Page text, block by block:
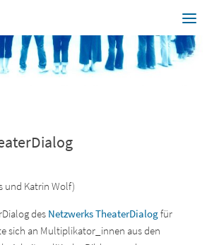
und Katrin Wolf)
des Netzwerks TheaterDialogfür
sich an Multiplikator_innen aus den